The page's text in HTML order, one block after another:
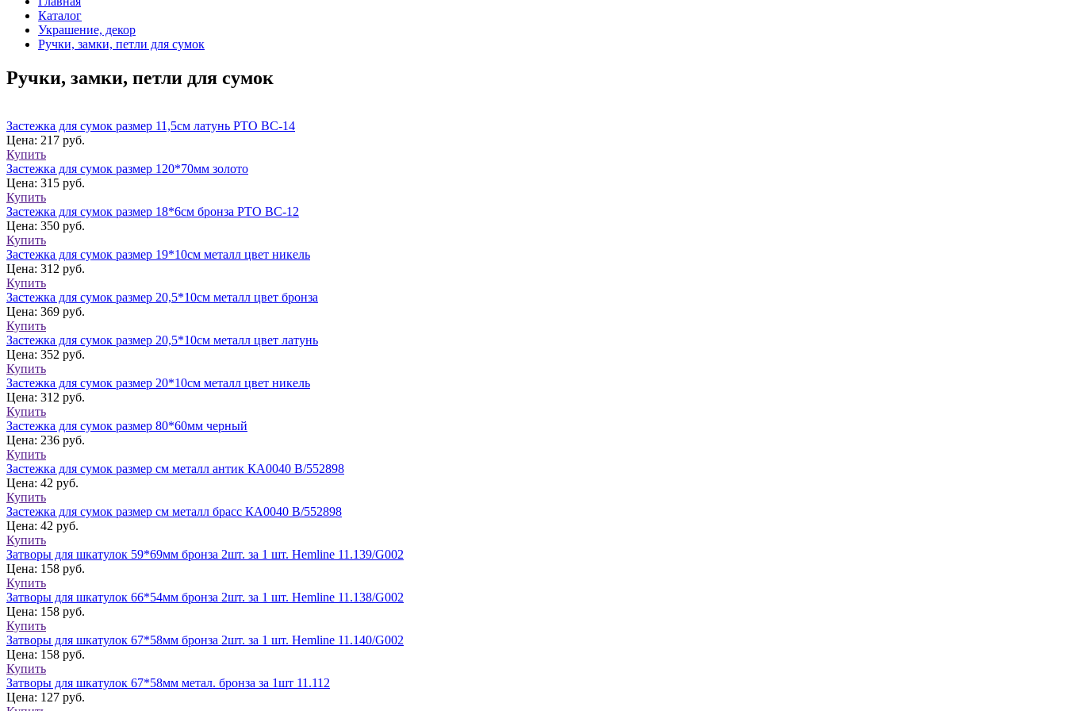
Каталог
Украшение, декор
Ручки, замки, петли для сумок
Ручки, замки, петли для сумок
Застежка для сумок размер 11,5см латунь РТО BC-14
Цена: 217 руб.
Купить
Застежка для сумок размер 120*70мм золото
Цена: 315 руб.
Купить
Застежка для сумок размер 18*6см бронза РТО BC-12
Цена: 350 руб.
Купить
Застежка для сумок размер 19*10см металл цвет никель
Цена: 312 руб.
Купить
Застежка для сумок размер 20,5*10см металл цвет бронза
Цена: 369 руб.
Купить
Застежка для сумок размер 20,5*10см металл цвет латунь
Цена: 352 руб.
Купить
Застежка для сумок размер 20*10см металл цвет никель
Цена: 312 руб.
Купить
Застежка для сумок размер 80*60мм черный
Цена: 236 руб.
Купить
Застежка для сумок размер см металл антик КА0040 В/552898
Цена: 42 руб.
Купить
Застежка для сумок размер см металл брасс КА0040 В/552898
Цена: 42 руб.
Купить
Затворы для шкатулок 59*69мм бронза 2шт. за 1 шт. Hemline 11.139/G002
Цена: 158 руб.
Купить
Затворы для шкатулок 66*54мм бронза 2шт. за 1 шт. Hemline 11.138/G002
Цена: 158 руб.
Купить
Затворы для шкатулок 67*58мм бронза 2шт. за 1 шт. Hemline 11.140/G002
Цена: 158 руб.
Купить
Затворы для шкатулок 67*58мм метал. бронза за 1шт 11.112
Цена: 127 руб.